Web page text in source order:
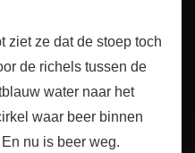
ziet ze dat de stoep toch
de richels tussen de
water naar het
waar beer binnen
nu is beer weg.